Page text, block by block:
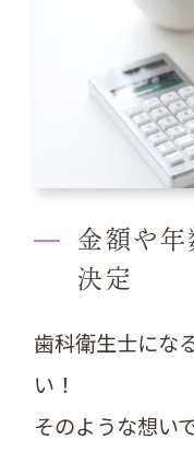
金額や年
決定
歯科衛生士にな
い！
そのような想い